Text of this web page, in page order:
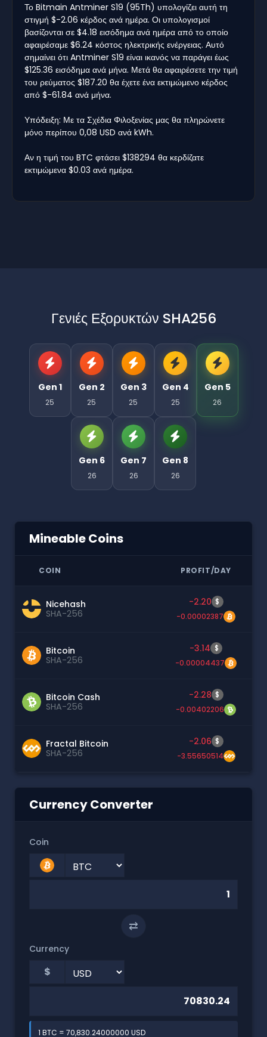
Το Bitmain Antminer S19 (95Th) υπολογίζει αυτή τη
στιγμή $-2.06 κέρδος ανά ημέρα. Οι υπολογισμοί
βασίζονται σε $4.18 εισόδημα ανά ημέρα από το οποίο
αφαιρέσαμε $6.24 κόστος ηλεκτρικής ενέργειας. Αυτό
σημαίνει ότι Antminer S19 είναι ικανός να παράγει έως
$125.36 εισόδημα ανά μήνα. Μετά θα αφαιρέσετε την τιμή
του ρεύματος $187.20 θα έχετε ένα εκτιμώμενο κέρδος
από $-61.84 ανά μήνα.
Υπόδειξη: Με τα Σχέδια Φιλοξενίας μας θα πληρώνετε
μόνο περίπου 0,08 USD ανά kWh.
Αν η τιμή του BTC φτάσει $138294 θα κερδίζατε
εκτιμώμενα $0.03 ανά ημέρα.
Γενιές Εξορυκτών SHA256
Gen 1
25
Gen 2
25
Gen 3
25
Gen 4
25
Gen 5
26
Gen 6
26
Gen 7
26
Gen 8
26
Mineable Coins
COIN PROFIT/DAY
Nicehash
SHA-256
-2.20 $
-0.00002387
Bitcoin
SHA-256
-3.14 $
-0.00004437
Bitcoin Cash
SHA-256
-2.28 $
-0.00402206
Fractal Bitcoin
SHA-256
-2.06 $
-3.55650514
Currency Converter
Coin
⇄
Currency
$
1 BTC = 70,830.24000000 USD